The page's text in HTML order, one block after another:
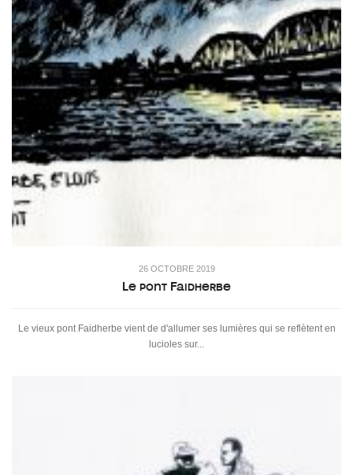
26 OCTOBRE 2019
Le pont Faidherbe
Le vieux pont Faidherbe vient de d'allumer ses lumières qui se reflètent en
lucioles sur...